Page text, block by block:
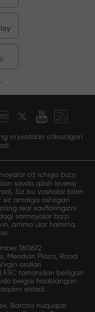
ro'yxatdan o'tkazilgan
o'z ichiga ba'zi
savdo qilish leveraj
Siz bu vositalar bilan
siz amalga oshirgan
real xavflaringizni
sarmoyalar ba'zi
ammo ular hamma
1811672
Meridian Plaza, Road
orollari
FSC tomonidan berilgan
belgisi hisoblangan
etiladi.
Barcha huquqlar